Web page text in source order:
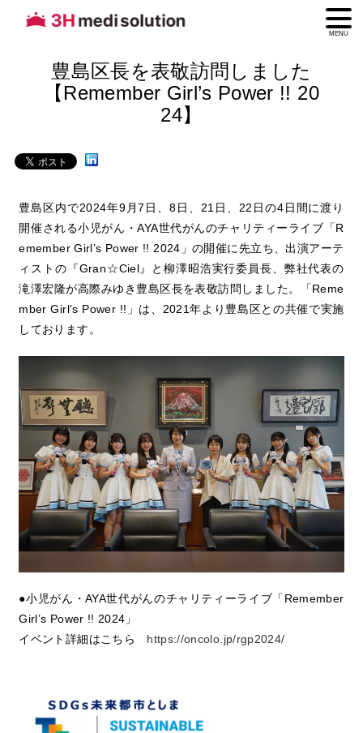
MENU
豊島区長を表敬訪問しました
【Remember Girl’s Power !! 20
24】
豊島区内で2024年9月7日、8日、21日、22日の4日間に渡り
開催される小児がん・AYA世代がんのチャリティーライブ「R
emember Girl’s Power !! 2024」の開催に先立ち、出演アーテ
ィストの『Gran☆Ciel』と柳澤昭浩実行委員長、弊社代表の
滝澤宏隆が高際みゆき豊島区長を表敬訪問しました。「Reme
mber Girl’s Power !!」は、2021年より豊島区との共催で実施
しております。
●小児がん・AYA世代がんのチャリティーライブ「Remember
Girl’s Power !! 2024」
イベント詳細はこちら https://oncolo.jp/rgp2024/